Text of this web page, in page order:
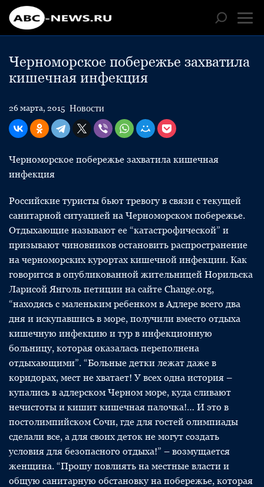
Черноморское побережье захватила
кишечная инфекция
26 марта, 2015 Новости
Черноморское побережье захватила кишечная
инфекция
Российские туристы бьют тревогу в связи с текущей
санитарной ситуацией на Черноморском побережье.
Отдыхающие называют ее “катастрофической” и
призывают чиновников остановить распространение
на черноморских курортах кишечной инфекции. Как
говорится в опубликованной жительницей Норильска
Ларисой Янголь петиции на сайте Change.org,
“находясь с маленьким ребенком в Адлере всего два
дня и искупавшись в море, получили вместо отдыха
кишечную инфекцию и тур в инфекционную
больницу, которая оказалась переполнена
отдыхающими”. “Больные детки лежат даже в
коридорах, мест не хватает! У всех одна история –
купались в адлерском Черном море, куда сливают
нечистоты и кишит кишечная палочка!… И это в
постолимпийском Сочи, где для гостей олимпиады
сделали все, а для своих деток не могут создать
условия для безопасного отдыха!” – возмущается
женщина. “Прошу повлиять на местные власти и
общую санитарную обстановку на побережье, которая